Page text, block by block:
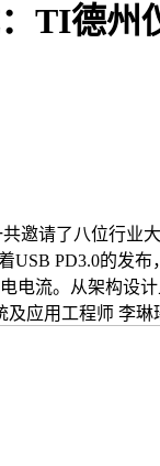
TI德州
邀请了八位行
PD3.0的发
电流。从架构
用工程师 李琳